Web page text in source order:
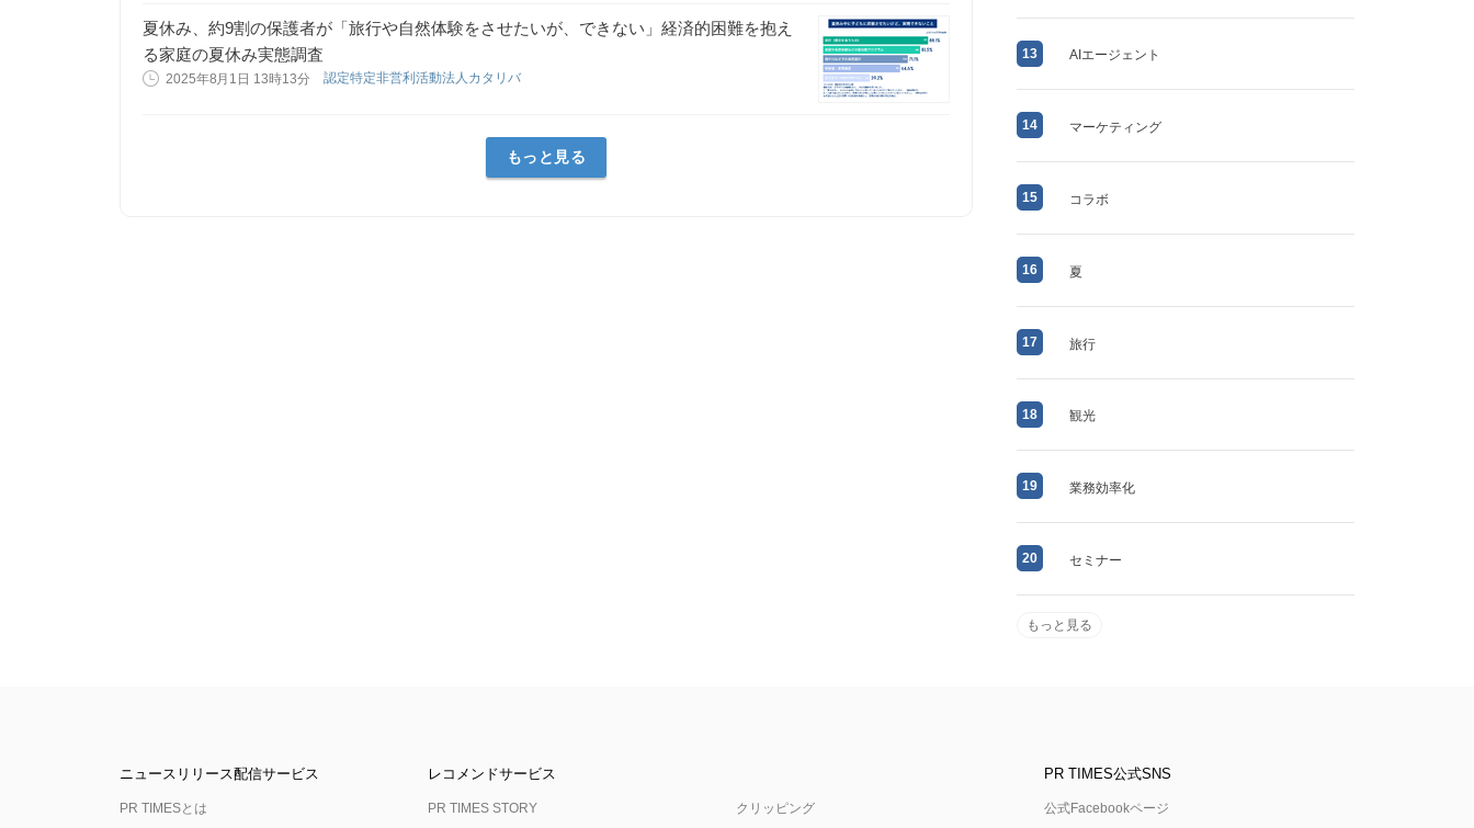
夏休み、約9割の保護者が「旅行や自然体験をさせたいが、できない」経済的困難を抱え
る家庭の夏休み実態調査
2025年8月1日 13時13分 認定特定非営利活動法人カタリバ
もっと見る
13 AIエージェント
14 マーケティング
15 コラボ
16 夏
17 旅行
18 観光
19 業務効率化
20 セミナー
もっと見る
ニュースリリース配信サービス
PR TIMESとは
レコメンドサービス
PR TIMES STORY クリッピング
PR TIMES公式SNS
公式Facebookページ